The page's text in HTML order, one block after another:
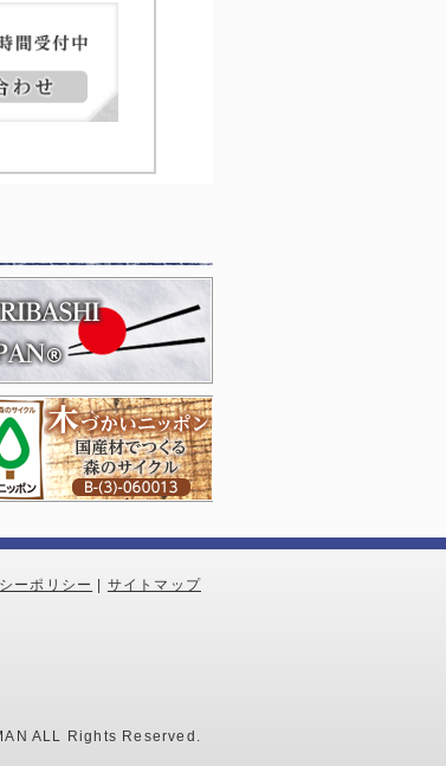
ーポリシー サイトマップ
ALL Rights Reserved.